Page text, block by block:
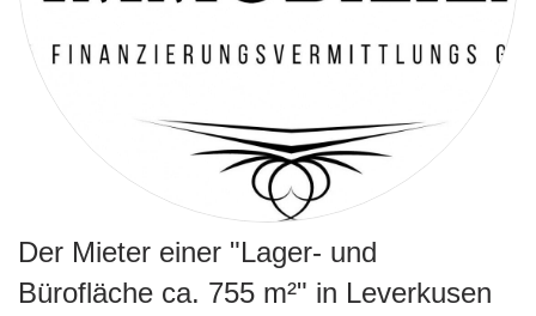
Der Mieter einer "Lager- und
Bürofläche ca. 755 m²" in Leverkusen